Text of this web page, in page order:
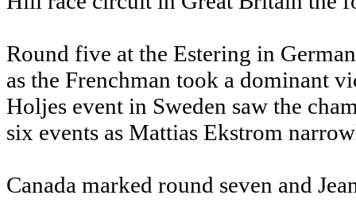
Round five at the Estering in
as the Frenchman took a dominant
Holjes event in Sweden saw the
six events as Mattias Ekstrom
Canada marked round seven and